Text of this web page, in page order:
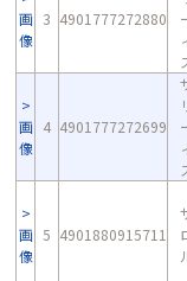
画
像
3 4901777272880
画
像
4 4901777272699
画
像
5 4901880915711